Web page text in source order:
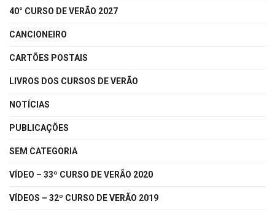
40° CURSO DE VERÃO 2027
CANCIONEIRO
CARTÕES POSTAIS
LIVROS DOS CURSOS DE VERÃO
NOTÍCIAS
PUBLICAÇÕES
SEM CATEGORIA
VÍDEO – 33º CURSO DE VERÃO 2020
VÍDEOS – 32º CURSO DE VERÃO 2019